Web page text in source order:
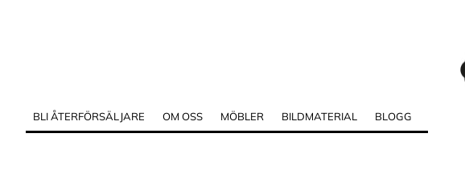
BLI ÅTERFÖRSÄLJARE OM OSS MÖBLER BILDMATERIAL BLOGG